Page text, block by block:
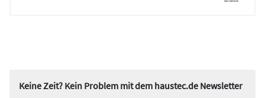
Keine Zeit? Kein Problem mit dem haustec.de Newsletter